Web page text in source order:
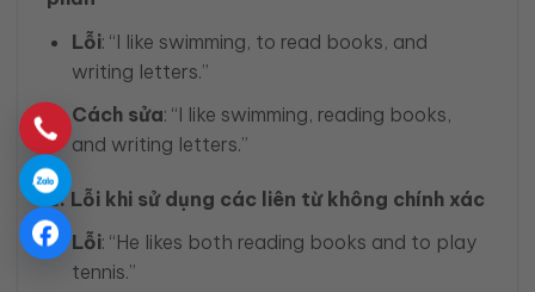
Lỗi: “I like swimming, to read books, and
writing letters.”
Cách sửa: “I like swimming, reading books,
and writing letters.”
2. Lỗi khi sử dụng các liên từ không chính xác
Lỗi: “He likes both reading books and to play
tennis.”